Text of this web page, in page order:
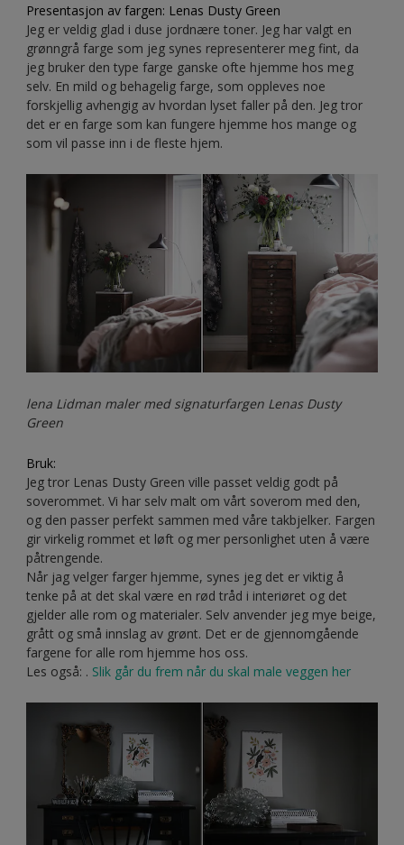
Presentasjon av fargen: Lenas Dusty Green
Jeg er veldig glad i duse jordnære toner. Jeg har valgt en
grønngrå farge som jeg synes representerer meg fint, da
jeg bruker den type farge ganske ofte hjemme hos meg
selv. En mild og behagelig farge, som oppleves noe
forskjellig avhengig av hvordan lyset faller på den. Jeg tror
det er en farge som kan fungere hjemme hos mange og
som vil passe inn i de fleste hjem.
lena Lidman maler med signaturfargen Lenas Dusty
Green
Bruk:
Jeg tror Lenas Dusty Green ville passet veldig godt på
soverommet. Vi har selv malt om vårt soverom med den,
og den passer perfekt sammen med våre takbjelker. Fargen
gir virkelig rommet et løft og mer personlighet uten å være
påtrengende.
Når jag velger farger hjemme, synes jeg det er viktig å
tenke på at det skal være en rød tråd i interiøret og det
gjelder alle rom og materialer. Selv anvender jeg mye beige,
grått og små innslag av grønt. Det er de gjennomgående
fargene for alle rom hjemme hos oss.
Les også: . Slik går du frem når du skal male veggen her